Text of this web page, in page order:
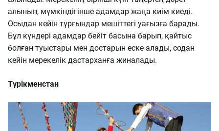
алынып, мүмкіндігінше адамдар жаңа киім киеді.
Осыдан кейін тұрғындар мешіттегі уағызға барады.
Бұл күндері адамдар бейіт басына барып, қайтыс
болған туыстары мен достарын еске алады, содан
кейін мерекелік дастарханға жиналады.
Түрікменстан